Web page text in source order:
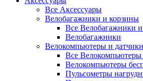
Все Аксессуары
Велобагажники и корзины
Все Велобагажники
Велобагажники
Велокомпьютеры и датчики
Все Велокомпьютеры
Велокомпьютеры
Пульсометры